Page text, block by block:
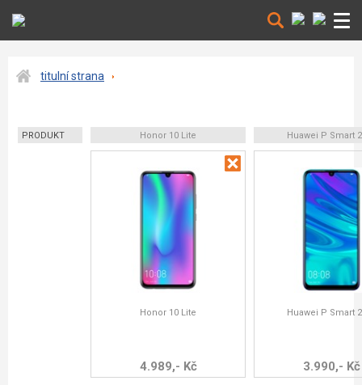
titulní strana
PRODUKT Honor 10 Lite Huawei P Smart
Honor 10 Lite
4.989,- Kč
Huawei P Smart
3.990,- Kč